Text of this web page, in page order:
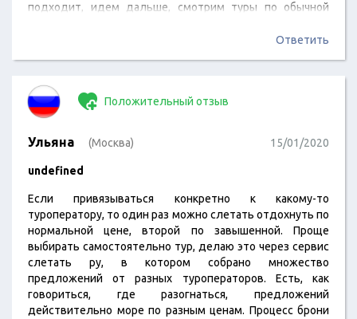
подходит, идем дальше, смотрим туры по обычной
сориентирует где что и куда лучше лететь… Да и
Ответить
Положительный отзыв
Ульяна (Москва) 15/01/2020
undefined
Если привязываться конкретно к какому-то
туроператору, то один раз можно слетать отдохнуть по
нормальной цене, второй по завышенной. Проще
выбирать самостоятельно тур, делаю это через сервис
слетать ру, в котором собрано множество
предложений от разных туроператоров. Есть, как
говориться, где разогнаться, предложений
действительно море по разным ценам. Процесс брони